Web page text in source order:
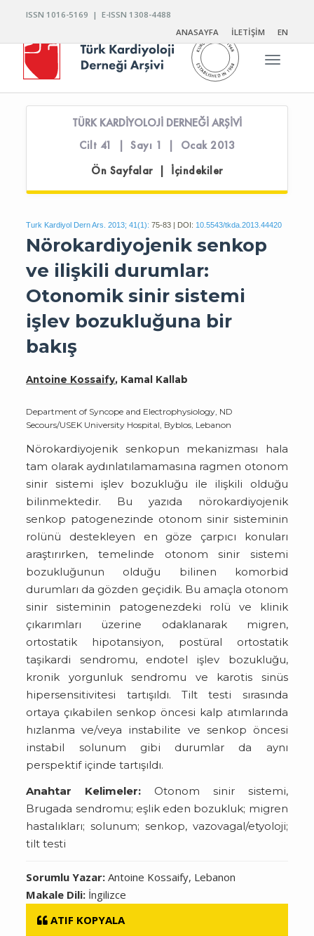
ISSN 1016-5169 | E-ISSN 1308-4488
ANASAYFA
İLETİŞİM EN
Toggle
TÜRK KARDİYOLOJİ DERNEĞİ ARŞİVİ
Cilt 41 | Sayı 1 | Ocak 2013
Ön Sayfalar | İçindekiler
Turk Kardiyol Dern Ars. 2013; 41(1): 75-83 | DOI: 10.5543/tkda.2013.44420
Nörokardiyojenik senkop
ve ilişkili durumlar:
Otonomik sinir sistemi
işlev bozukluğuna bir
bakış
Antoine Kossaify, Kamal Kallab
Department of Syncope and Electrophysiology, ND
Secours/USEK University Hospital, Byblos, Lebanon
Nörokardiyojenik senkopun mekanizması hala
tam olarak aydınlatılamamasına ragmen otonom
sinir sistemi işlev bozukluğu ile ilişkili olduğu
bilinmektedir. Bu yazıda nörokardiyojenik
senkop patogenezinde otonom sinir sisteminin
rolünü destekleyen en göze çarpıcı konuları
araştırırken, temelinde otonom sinir sistemi
bozukluğunun olduğu bilinen komorbid
durumları da gözden geçidik. Bu amaçla otonom
sinir sisteminin patogenezdeki rolü ve klinik
çıkarımları üzerine odaklanarak migren,
ortostatik hipotansiyon, postüral ortostatik
taşikardi sendromu, endotel işlev bozukluğu,
kronik yorgunluk sendromu ve karotis sinüs
hipersensitivitesi tartışıldı. Tilt testi sırasında
ortaya çıkabilen senkop öncesi kalp atımlarında
hızlanma ve/veya instabilite ve senkop öncesi
instabil solunum gibi durumlar da aynı
perspektif içinde tartışıldı.
Anahtar Kelimeler: Otonom sinir sistemi,
Brugada sendromu; eşlik eden bozukluk; migren
hastalıkları; solunum; senkop, vazovagal/etyoloji;
tilt testi
Sorumlu Yazar:Antoine Kossaify, Lebanon
Makale Dili: İngilizce
ATIF KOPYALA